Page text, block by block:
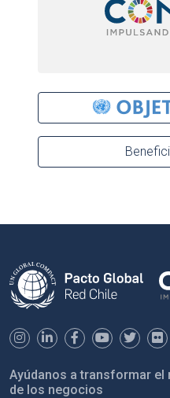
Ayúdanos a transformar el
de los negocios